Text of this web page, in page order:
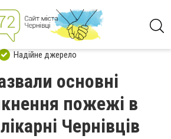
Надійне джерело
основні
пожежі в
Чернівців